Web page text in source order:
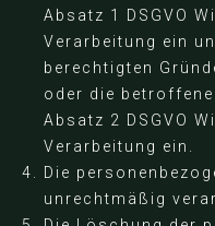
Absatz 1 DSGVO
Verarbeitung ein
berechtigten
oder die
Absatz 2 DSGVO
Verarbeitung ein.
Die
unrechtmäßig